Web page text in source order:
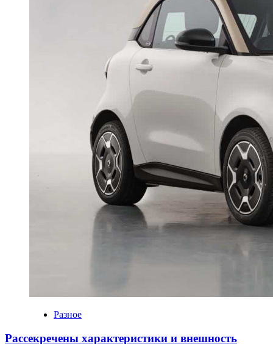
Разное
Рассекречены характеристики и внешность